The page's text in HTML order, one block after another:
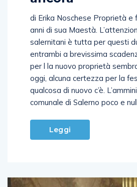
di Erika Noschese Proprietà e
anni di sua Maestà.
salernitani è tutta per questi
entrambi a brevissima
per l la nuovo proprietà
oggi, alcuna certezza per la
qualcosa di nuovo c’è.
comunale di Salerno poco e
Leggi